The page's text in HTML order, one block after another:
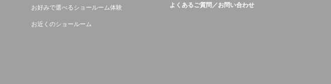
お好みで選べるショールーム体験
お近くのショールーム
よくあるご質問／お問い合わせ